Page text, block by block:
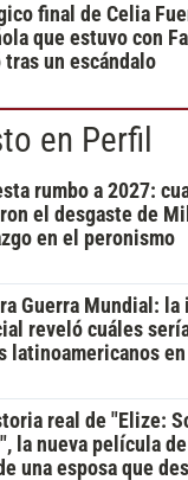
final de Celia
que estuvo con
tras un escándalo
en Perfil
rumbo a 2027:
el desgaste de
en el peronismo
Guerra Mundial:
reveló cuáles
latinoamericanos
real de "Elize:
la nueva película
una esposa que